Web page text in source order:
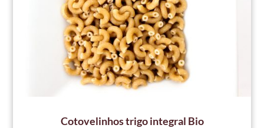
Cotovelinhos trigo integral Bio